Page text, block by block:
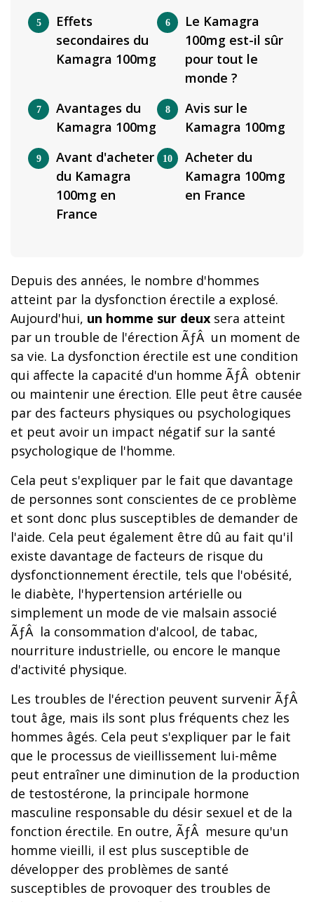
Effets
secondaires du
Kamagra 100mg
Le Kamagra
100mg est-il sûr
pour tout le
monde ?
Avantages du
Kamagra 100mg
Avis sur le
Kamagra 100mg
Avant d'acheter
du Kamagra
100mg en
France
Acheter du
Kamagra 100mg
en France
Depuis des années, le nombre d'hommes
atteint par la dysfonction érectile a explosé.
Aujourd'hui, un homme sur deux sera atteint
par un trouble de l'érection ÃƒÂ un moment de
sa vie. La dysfonction érectile est une condition
qui affecte la capacité d'un homme ÃƒÂ obtenir
ou maintenir une érection. Elle peut être causée
par des facteurs physiques ou psychologiques
et peut avoir un impact négatif sur la santé
psychologique de l'homme.
Cela peut s'expliquer par le fait que davantage
de personnes sont conscientes de ce problème
et sont donc plus susceptibles de demander de
l'aide. Cela peut également être dû au fait qu'il
existe davantage de facteurs de risque du
dysfonctionnement érectile, tels que l'obésité,
le diabète, l'hypertension artérielle ou
simplement un mode de vie malsain associé
ÃƒÂ la consommation d'alcool, de tabac,
nourriture industrielle, ou encore le manque
d'activité physique.
Les troubles de l'érection peuvent survenir ÃƒÂ
tout âge, mais ils sont plus fréquents chez les
hommes âgés. Cela peut s'expliquer par le fait
que le processus de vieillissement lui-même
peut entraîner une diminution de la production
de testostérone, la principale hormone
masculine responsable du désir sexuel et de la
fonction érectile. En outre, ÃƒÂ mesure qu'un
homme vieilli, il est plus susceptible de
développer des problèmes de santé
susceptibles de provoquer des troubles de